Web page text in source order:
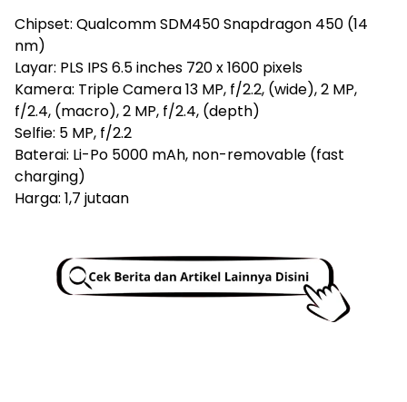
Chipset: Qualcomm SDM450 Snapdragon 450 (14
nm)
Layar: PLS IPS 6.5 inches 720 x 1600 pixels
Kamera: Triple Camera 13 MP, f/2.2, (wide), 2 MP,
f/2.4, (macro), 2 MP, f/2.4, (depth)
Selfie: 5 MP, f/2.2
Baterai: Li-Po 5000 mAh, non-removable (fast
charging)
Harga: 1,7 jutaan